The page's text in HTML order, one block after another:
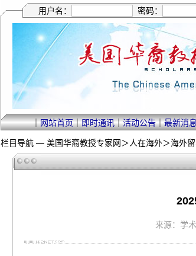
用户名： 密码：
｜网站首页｜即时通讯｜活动公告｜最新消
栏目导航 — 美国华裔教授专家网＞人在海外＞海外
来源：学